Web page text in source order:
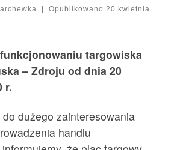
| Opublikowano 20 kwietnia
targowiska
– Zdroju od dnia 20
r.
dużego zainteresowania
handlu